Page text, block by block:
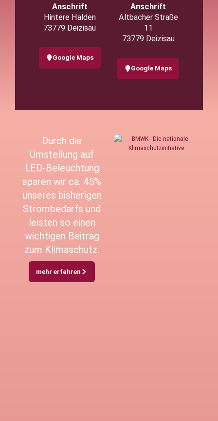
Anschrift
Hintere Halden
73779 Deizisau
Google Maps
Anschrift
Altbacher Straße
11
73779 Deizisau
Google Maps
Durch die
Umstellung auf
LED-Beleuchtung
sparen wir ca. 45%
unseres bisherigen
Strombedarfs und
leisten so einen
wichtigen Beitrag
zum Klimaschutz.
mehr erfahren